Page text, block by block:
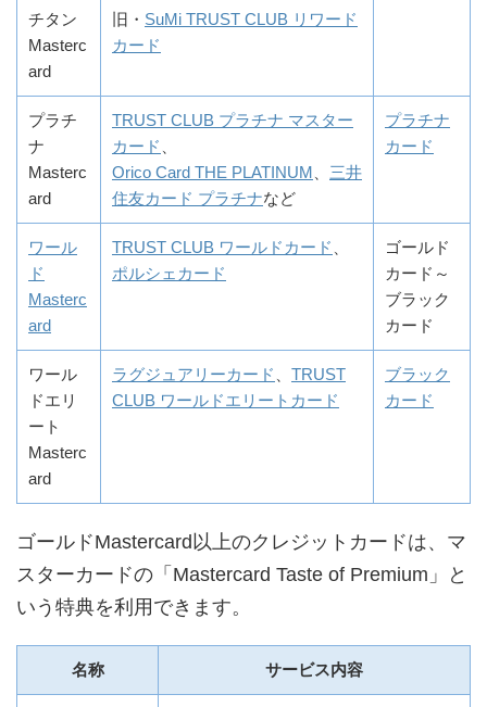
チタン
Masterc
ard
旧・ SuMi TRUST CLUB リワード
カード
プラチ
ナ
Masterc
ard
TRUST CLUB プラチナ マスター
カード
Orico Card THE PLATINUM
三井
住友カード プラチナなど
プラチナ
カード
ワール
ド
Masterc
ard
TRUST CLUB ワールドカード
ポルシェカード
ゴールド
カード～
ブラック
カード
ワール
ドエリ
ート
Masterc
ard
ラグジュアリーカード
TRUST
CLUB ワールドエリートカード
ブラック
カード
ゴールドMastercard以上のクレジットカードは、マ
スターカードの「Mastercard Taste of Premium」と
いう特典を利用できます。
名称 サービス内容